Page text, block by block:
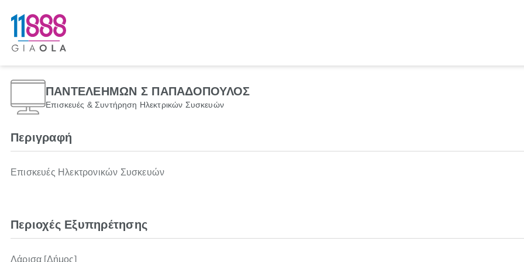
ΠΑΝΤΕΛΕΗΜΩΝ Σ ΠΑΠΑΔΟΠΟΥΛΟΣ
Επισκευές & Συντήρηση Ηλεκτρικών Συσκευών
Περιγραφή
Επισκευές Ηλεκτρονικών Συσκευών
Περιοχές Εξυπηρέτησης
Λάρισα [Δήμος]